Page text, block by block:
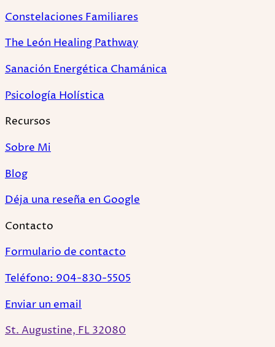
Constelaciones Familiares
The León Healing Pathway
Sanación Energética Chamánica
Psicología Holística
Recursos
Sobre Mi
Blog
Déja una reseña en Google
Contacto
Formulario de contacto
Teléfono: 904-830-5505
Enviar un email
St. Augustine, FL 32080